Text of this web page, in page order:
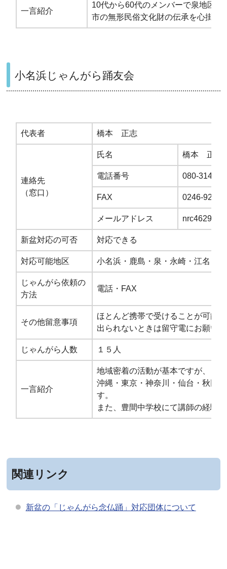
一言紹介
10代から60代のメンバーで泉地区で
市の無形民俗文化財の伝承を心掛け
小名浜じゃんがら踊友会
代表者 橋本 正志
連絡先
（窓口）
氏名 橋本 正志
電話番号 080-3145-
FAX 0246-92-
メールアドレス
新盆対応の可否 対応できる
対応可能地区 小名浜・鹿島・泉・永崎・江名
じゃんがら依頼の
方法
電話・FAX
その他留意事項
ほとんど携帯で受けることが可能
出られないときは留守電にお願い
じゃんがら人数 １５人
一言紹介
地域密着の活動が基本ですが、
沖縄・東京・神奈川・仙台・秋田
す。
また、豊間中学校にて講師の経験
関連リンク
新盆の「じゃんがら念仏踊」対応団体について